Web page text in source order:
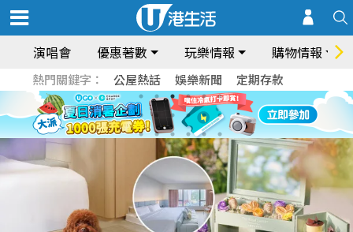
演唱會 優惠著數 玩樂情報 購物情報
熱門關鍵字： 公屋熱話 娛樂新聞 定期存款